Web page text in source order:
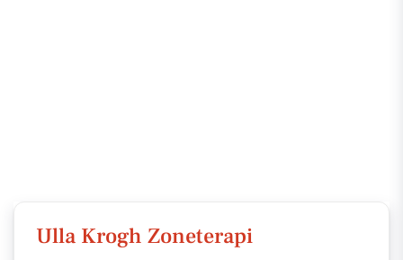
Ulla Krogh Zoneterapi